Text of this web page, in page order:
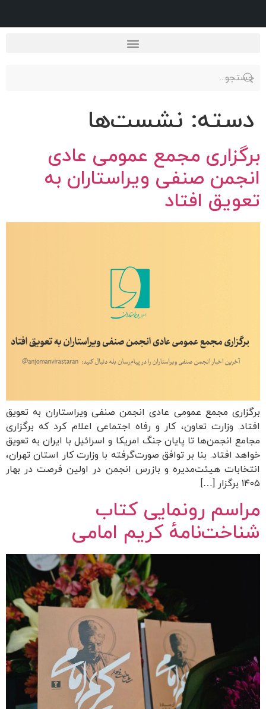
دسته: نشست‌ها
برگزاری مجمع عمومی عادی
انجمن صنفی ویراستاران به
تعویق افتاد
برگزاری مجمع عمومی عادی انجمن صنفی ویراستاران به تعویق
افتاد. وزارت تعاون، کار و رفاه اجتماعی اعلام کرد که برگزاری
مجامع انجمن‌ها تا پایان جنگ امریکا و اسرائیل با ایران به تعویق
خواهد افتاد. بنا بر توافق صورت‌گرفته با وزارت کار استان تهران،
انتخابات هیئت‌مدیره و بازرس انجمن در اولین فرصت در بهار
۱۴۰۵ برگزار […]
مراسم رونمایی کتاب
شناخت‌نامهٔ کریم امامی